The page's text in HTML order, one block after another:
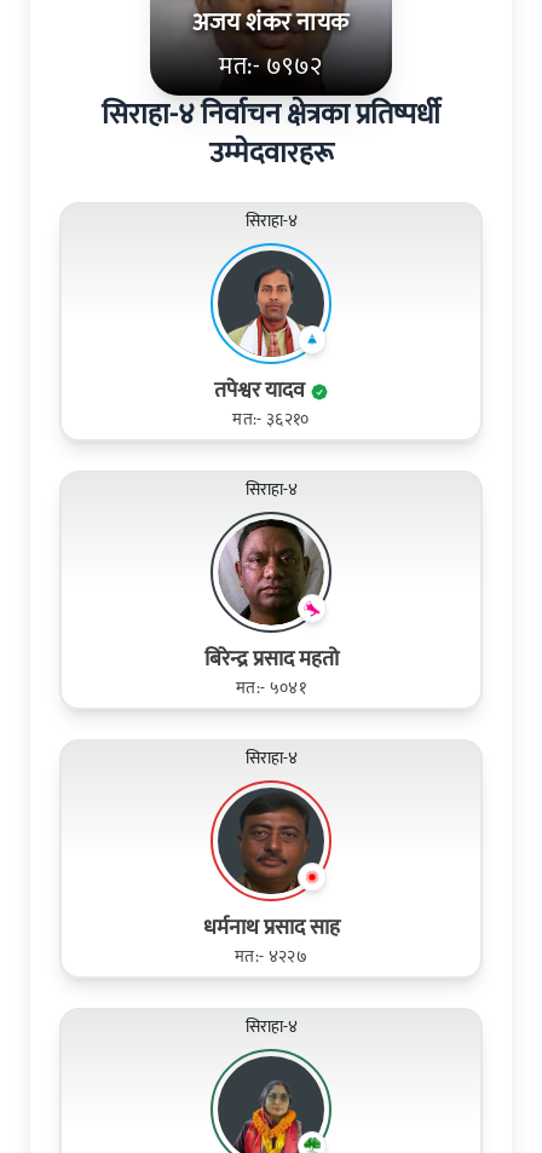
अजय शंकर नायक
मत:- ७९७२
सिराहा-४ निर्वाचन क्षेत्रका प्रतिष्पर्धी
उम्मेदवारहरू
सिराहा-४
तपेश्वर यादव
मत:- ३६२१०
सिराहा-४
बिरेन्द्र प्रसाद महतो
मत:- ५०४१
सिराहा-४
धर्मनाथ प्रसाद साह
मत:- ४२२७
सिराहा-४